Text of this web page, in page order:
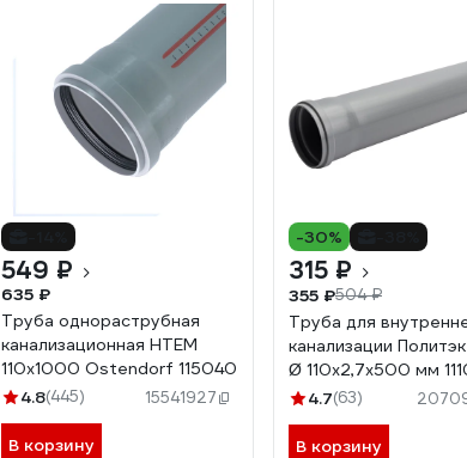
549 ₽
635 ₽
Труба однораструбная
канализационная HTEM
110х1000 Ostendorf 115040
4.8(445) 15541927
В корзину
-30%
315 ₽
355 ₽504 ₽
Труба для
канализации
Ø 110x2,7x500 мм
4.7(63)
В корзину